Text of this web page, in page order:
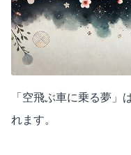
「空飛ぶ車に乗る夢」
れます。